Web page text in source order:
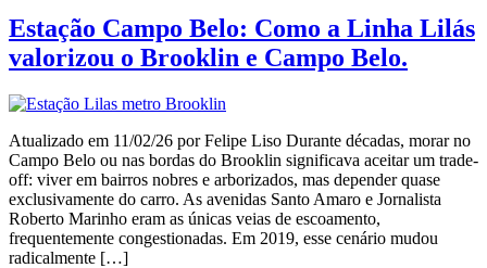
Estação Campo Belo: Como a Linha Lilás
valorizou o Brooklin e Campo Belo.
Atualizado em 11/02/26 por Felipe Liso Durante décadas, morar no
Campo Belo ou nas bordas do Brooklin significava aceitar um trade-
off: viver em bairros nobres e arborizados, mas depender quase
exclusivamente do carro. As avenidas Santo Amaro e Jornalista
Roberto Marinho eram as únicas veias de escoamento,
frequentemente congestionadas. Em 2019, esse cenário mudou
radicalmente […]